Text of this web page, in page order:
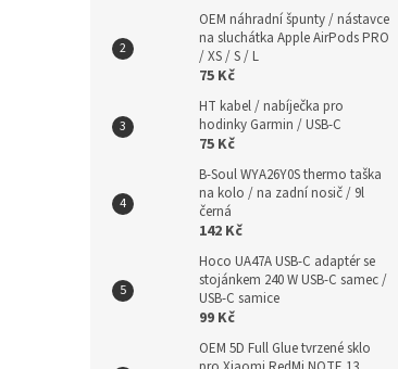
OEM náhradní špunty / nástavce
na sluchátka Apple AirPods PRO
/ XS / S / L
75 Kč
HT kabel / nabíječka pro
hodinky Garmin / USB-C
75 Kč
B-Soul WYA26Y0S thermo taška
na kolo / na zadní nosič / 9l
černá
142 Kč
Hoco UA47A USB-C adaptér se
stojánkem 240 W USB-C samec /
USB-C samice
99 Kč
OEM 5D Full Glue tvrzené sklo